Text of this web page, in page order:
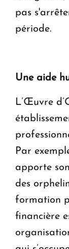
pas
période.
Une aide
L’Œuvre
Par
apporte
des
formation
financière